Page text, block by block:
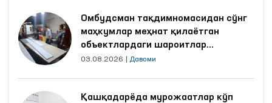
Омбудсман тақдимномасидан сўнг
маҳкумлар меҳнат қилаётган
объектлардаги шароитлар
яхшиланди
03.08.2026 Давоми
Қашқадарёда мурожаатлар кўп